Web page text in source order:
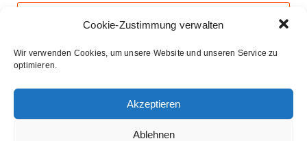
Cookie-Zustimmung verwalten
Wir verwenden Cookies, um unsere Website und unseren Service zu
optimieren.
Akzeptieren
Ablehnen
Schlagwörter
Aufleitung Ausklammern
binomische Formeln Bruchrechnung